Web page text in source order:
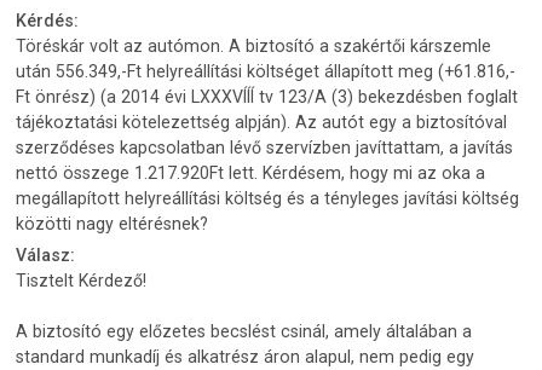
Kérdés:
Töréskár volt az autómon. A biztosító a szakértői kárszemle
után 556.349,-Ft helyreállítási költséget állapított meg (+61.816,-
Ft önrész) (a 2014 évi LXXXVÍÍÍ tv 123/A (3) bekezdésben foglalt
tájékoztatási kötelezettség alpján). Az autót egy a biztosítóval
szerződéses kapcsolatban lévő szervízben javíttattam, a javítás
nettó összege 1.217.920Ft lett. Kérdésem, hogy mi az oka a
megállapított helyreállítási költség és a tényleges javítási költség
közötti nagy eltérésnek?
Válasz:
Tisztelt Kérdező!
A biztosító egy előzetes becslést csinál, amely általában a
standard munkadíj és alkatrész áron alapul, nem pedig egy